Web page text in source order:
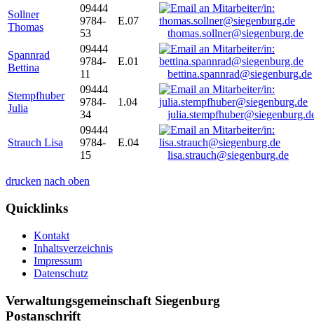
Sollner
Thomas
09444
9784-
53
E.07
thomas.sollner@siegenburg.de
Spannrad
Bettina
09444
9784-
11
E.01
bettina.spannrad@siegenburg.de
Stempfhuber
Julia
09444
9784-
34
1.04
Strauch Lisa
09444
9784-
15
E.04
lisa.strauch@siegenburg.de
drucken nach oben
Quicklinks
Kontakt
Inhaltsverzeichnis
Impressum
Datenschutz
Verwaltungsgemeinschaft Siegenburg
Postanschrift